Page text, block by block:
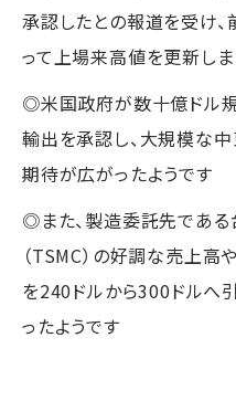
承認したとの報道を受け
って上場来高値を更新し
◎米国政府が数十億ドル
輸出を承認し、大規模な
期待が広がったようです
◎また、製造委託先である
（TSMC）の好調な売上高
を240ドルから300ドルへ
ったようです